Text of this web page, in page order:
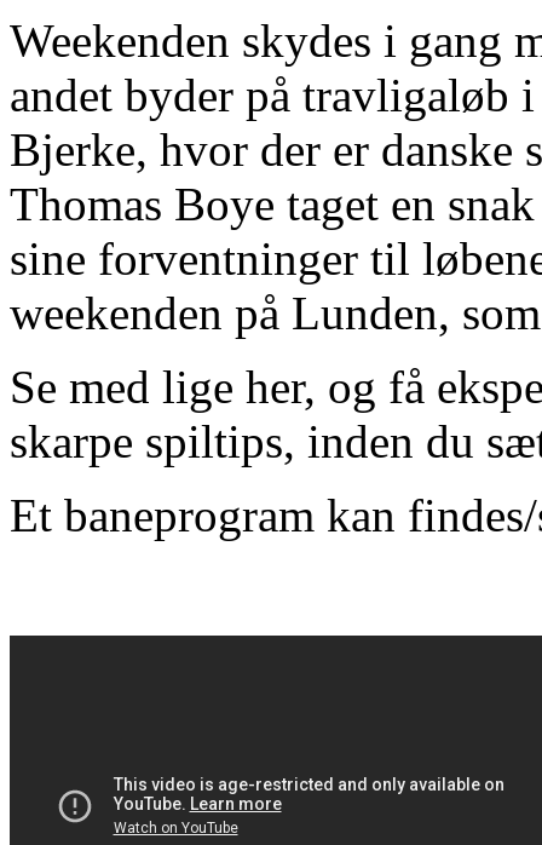
Weekenden skydes i gang
andet byder på travligaløb
Bjerke, hvor der er danske
Thomas Boye taget en
sine forventninger til
weekenden på Lunden,
Se med lige her, og få
skarpe spiltips, inden du
Et baneprogram kan